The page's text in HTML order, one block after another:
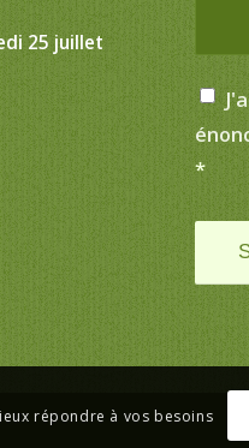
25 juillet
*
répondre à vos besoins